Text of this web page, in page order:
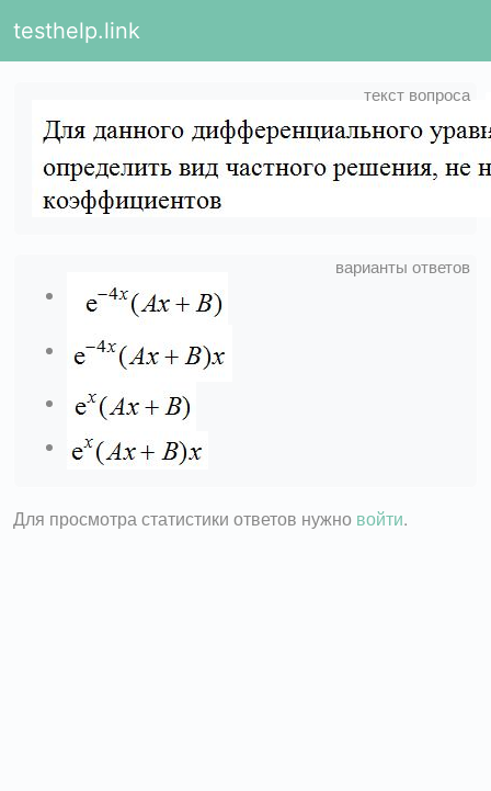
testhelp.link
Для просмотра статистики ответов нужно войти.